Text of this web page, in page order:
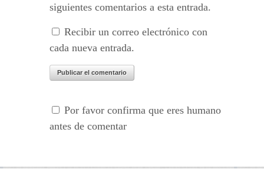
siguientes comentarios a esta entrada.
Recibir un correo electrónico con
cada nueva entrada.
Por favor confirma que eres humano
antes de comentar